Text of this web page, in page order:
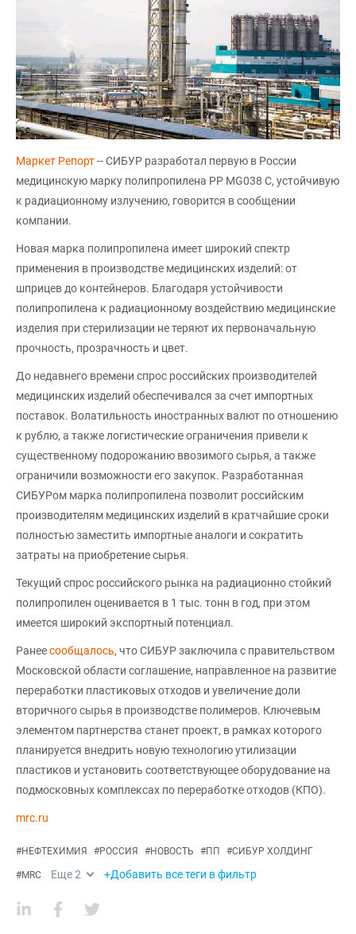
Маркет Репорт-- СИБУР разработал первую в России
медицинскую марку полипропилена PP MG038 C, устойчивую
к радиационному излучению, говорится в сообщении
компании.
Новая марка полипропилена имеет широкий спектр
применения в производстве медицинских изделий: от
шприцев до контейнеров. Благодаря устойчивости
полипропилена к радиационному воздействию медицинские
изделия при стерилизации не теряют их первоначальную
прочность, прозрачность и цвет.
До недавнего времени спрос российских производителей
медицинских изделий обеспечивался за счет импортных
поставок. Волатильность иностранных валют по отношению
к рублю, а также логистические ограничения привели к
существенному подорожанию ввозимого сырья, а также
ограничили возможности его закупок. Разработанная
СИБУРом марка полипропилена позволит российским
производителям медицинских изделий в кратчайшие сроки
полностью заместить импортные аналоги и сократить
затраты на приобретение сырья.
Текущий спрос российского рынка на радиационно стойкий
полипропилен оценивается в 1 тыс. тонн в год, при этом
имеется широкий экспортный потенциал.
Ранеесообщалось, что СИБУР заключила с правительством
Московской области соглашение, направленное на развитие
переработки пластиковых отходов и увеличение доли
вторичного сырья в производстве полимеров. Ключевым
элементом партнерства станет проект, в рамках которого
планируется внедрить новую технологию утилизации
пластиков и установить соответствующее оборудование на
подмосковных комплексах по переработке отходов (КПО).
mrc.ru
#НЕФТЕХИМИЯ #РОССИЯ #НОВОСТЬ #ПП #СИБУР ХОЛДИНГ
#MRC Еще2 +Добавить все теги в фильтр